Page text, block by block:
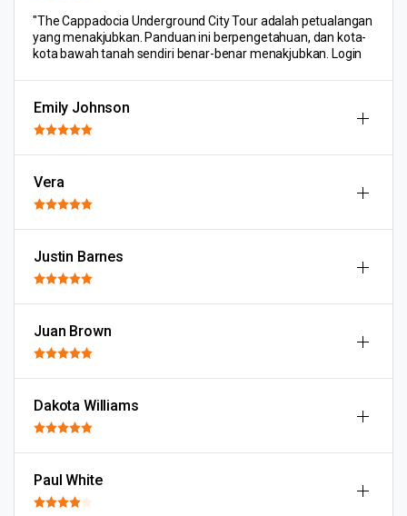
"The Cappadocia Underground City Tour adalah petualangan
yang menakjubkan. Panduan ini berpengetahuan, dan kota-
kota bawah tanah sendiri benar-benar menakjubkan. Login
Emily Johnson
Vera
Justin Barnes
Juan Brown
Dakota Williams
Paul White